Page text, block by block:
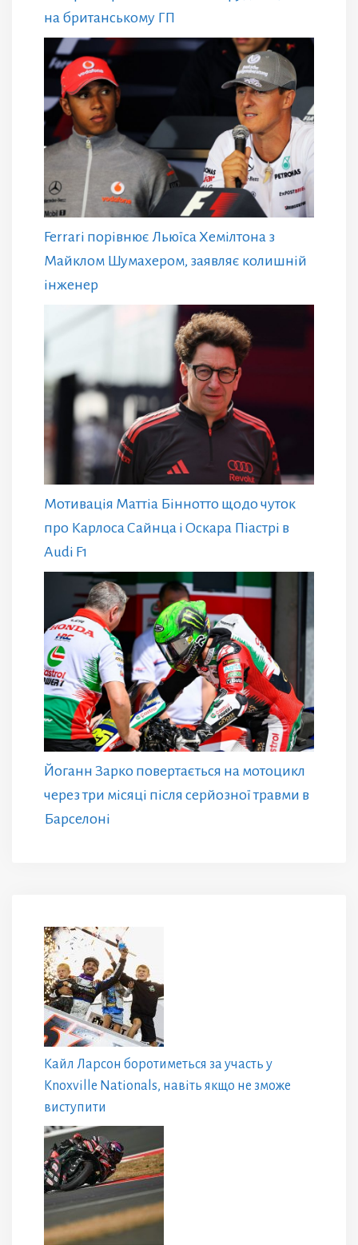
на британському ГП
Ferrari порівнює Льюїса Хемілтона з
Майклом Шумахером, заявляє колишній
інженер
Мотивація Маттіа Біннотто щодо чуток
про Карлоса Сайнца і Оскара Піастрі в
Audi F1
Йоганн Зарко повертається на мотоцикл
через три місяці після серйозної травми в
Барселоні
Кайл Ларсон боротиметься за участь у
Knoxville Nationals, навіть якщо не зможе
виступити